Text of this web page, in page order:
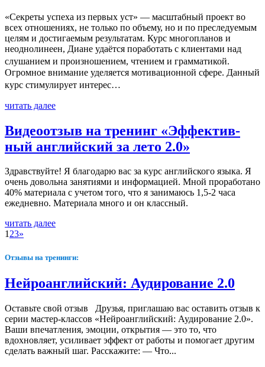
«Секреты успеха из первых уст» — масштабный проект во
всех отношениях, не только по объему, но и по преследуемым
целям и достигаемым результатам. Курс многопланов и
неоднолинеен, Диане удаётся поработать с клиентами над
слушанием и произношением, чтением и грамматикой.
Огромное внимание уделяется мотивационной сфере. Данный
курс стимулирует интерес…
читать далее
Видеоотзыв на тренинг «Эффектив­
ный английский за лето 2.0»
Здравствуйте! Я благодарю вас за курс английского языка. Я
очень довольна занятиями и информацией. Мной проработано
40% материала с учетом того, что я занимаюсь 1,5-2 часа
ежедневно. Материала много и он классный.
читать далее
123»
Отзывы на тренинги:
Нейроанглийский: Аудирование 2.0
Оставьте свой отзыв Друзья, приглашаю вас оставить отзыв к
серии мастер-классов «Нейроанглийский: Аудирование 2.0».
Ваши впечатления, эмоции, открытия — это то, что
вдохновляет, усиливает эффект от работы и помогает другим
сделать важный шаг. Расскажите: — Что...